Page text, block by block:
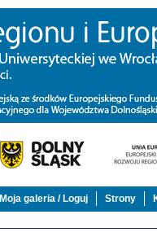
Moja galeria / Loguj Strony